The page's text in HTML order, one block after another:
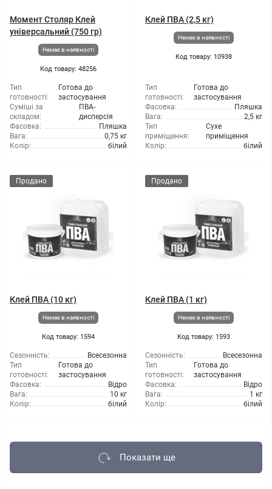
Момент Столяр Клей
універсальний (750 гр)
Немає в наявності
Код товару: 48256
Тип
готовності:
Готова до
застосування
Суміші за
складом:
ПВА-
дисперсія
Фасовка:
Пляшка
Вага:
0,75 кг
Колір:
білий
Клей ПВА (2,5 кг)
Немає в наявності
Код товару: 10938
Тип
готовності:
Готова до
застосування
Фасовка:
Пляшка
Вага:
2,5 кг
Тип
приміщення:
Сухе
приміщення
Колір:
білий
Продано
Клей ПВА (10 кг)
Немає в наявності
Код товару: 1594
Сезонність:
Всесезонна
Тип
готовності:
Готова до
застосування
Фасовка:
Відро
Вага:
10 кг
Колір:
білий
Продано
Клей ПВА (1 кг)
Немає в наявності
Код товару: 1593
Сезонність:
Всесезонна
Тип
готовності:
Готова до
застосування
Фасовка:
Відро
Вага:
1 кг
Колір:
білий
Показати ще